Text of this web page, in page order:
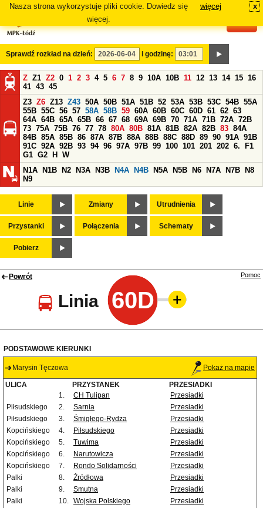
Nasza strona wykorzystuje pliki cookie. Dowiedz się
więcej.
więcej x
Sprawdź rozkład na dzień: i godzinę:
Z Z1 Z2 0 1 2 3 4 5 6 7 8 9 10A 10B 11 12 13 14 15 16
41 43 45
Z3 Z6 Z13 Z43 50A 50B 51A 51B 52 53A 53B 53C 54B 55A
55B 55C 56 57 58A 58B 59 60A 60B 60C 60D 61 62 63
64A 64B 65A 65B 66 67 68 69A 69B 70 71A 71B 72A 72B
73 75A 75B 76 77 78 80A 80B 81A 81B 82A 82B 83 84A
84B 85A 85B 86 87A 87B 88A 88B 88C 88D 89 90 91A 91B
91C 92A 92B 93 94 96 97A 97B 99 100 101 201 202 6.
F1
G1 G2 H
W
N1A
N1B N2 N3A N3B N4A N4B N5A N5B N6 N7A N7B
N8
N9
Linie Zmiany Utrudnienia
Przystanki Połączenia Schematy
Pobierz
Powrót
Linia 60D
Pomoc
PODSTAWOWE KIERUNKI
Marysin Tęczowa Pokaż na mapie
ULICA PRZYSTANEK
PRZESIADKI
1.
CH Tulipan
Przesiadki
Piłsudskiego
2. Sarnia
Przesiadki
Piłsudskiego
3. Śmigłego-Rydza
Przesiadki
Kopcińskiego
4. Piłsudskiego
Przesiadki
Kopcińskiego
5. Tuwima
Przesiadki
Kopcińskiego
6. Narutowicza
Przesiadki
Kopcińskiego
7. Rondo Solidarności
Przesiadki
Palki
8. Źródłowa
Przesiadki
Palki
9. Smutna
Przesiadki
Palki
10. Wojska Polskiego
Przesiadki